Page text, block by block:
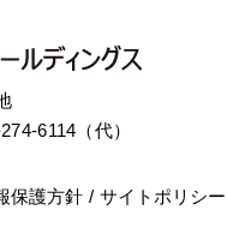
6114（代）
保護方針 サイトポリシー